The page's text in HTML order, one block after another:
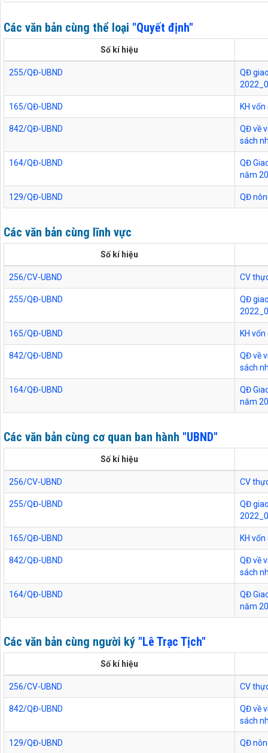
Các văn bản cùng thể loại "Quyết định"
Số kí hiệu
255/QĐ-UBND
QĐ
165/QĐ-UBND KH
842/QĐ-UBND
QĐ về
sách
164/QĐ-UBND
QĐ
năm
129/QĐ-UBND QĐ
Các văn bản cùng lĩnh vực
Số kí hiệu
256/CV-UBND CV
255/QĐ-UBND
QĐ
165/QĐ-UBND KH
842/QĐ-UBND
QĐ về
sách
164/QĐ-UBND
QĐ
năm
Các văn bản cùng cơ quan ban hành "UBND"
Số kí hiệu
256/CV-UBND CV
255/QĐ-UBND
QĐ
165/QĐ-UBND KH
842/QĐ-UBND
QĐ về
sách
164/QĐ-UBND
QĐ
năm
Các văn bản cùng người ký "Lê Trạc Tịch"
Số kí hiệu
256/CV-UBND CV
842/QĐ-UBND
QĐ về
sách
129/QĐ-UBND QĐ